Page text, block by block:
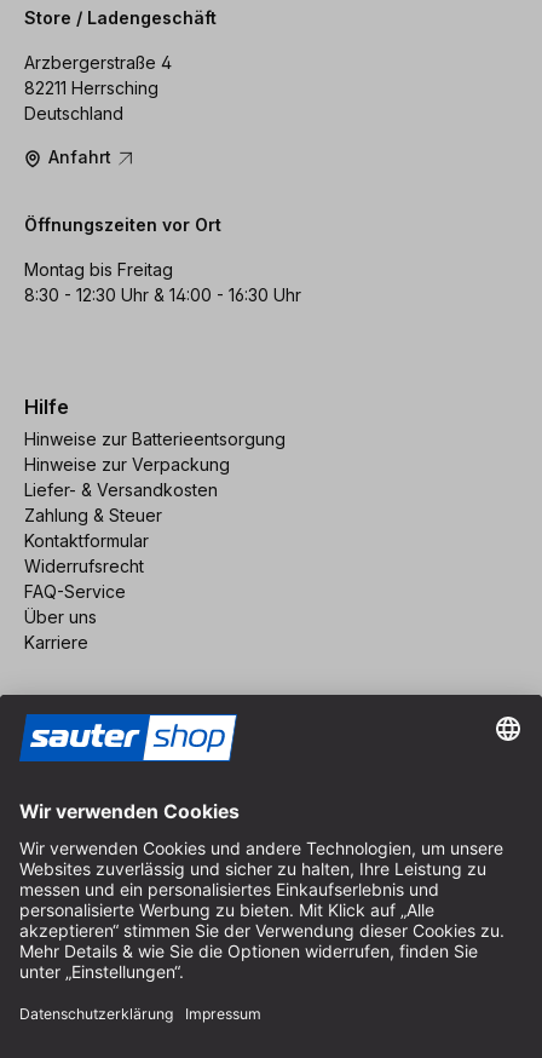
Store / Ladengeschäft
Arzbergerstraße 4
82211 Herrsching
Deutschland
Anfahrt
Öffnungszeiten vor Ort
Montag bis Freitag
8:30 - 12:30 Uhr & 14:00 - 16:30 Uhr
Hilfe
Hinweise zur Batterieentsorgung
Hinweise zur Verpackung
Liefer- & Versandkosten
Zahlung & Steuer
Kontaktformular
Widerrufsrecht
FAQ-Service
Über uns
Karriere
Impressum
AGB
Datenschutz
Cookie-Einstellungen
© 2026 sauter GmbH